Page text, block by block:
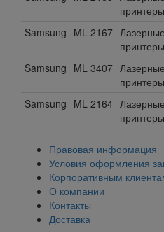
Samsung ML 2167 Лазерные
Samsung ML 3407 Лазерные
Samsung ML 2164 Лазерные
Правовая информация
Условия оформления
Корпоративным
О компании
Контакты
Доставка